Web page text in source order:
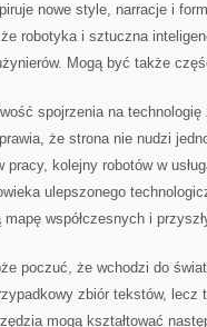
nowe style, narracje i
robotyka i sztuczna
Mogą być także
spojrzenia na technologię
że strona nie nudzi
kolejny robotów w
ulepszonego
współczesnych i
poczuć, że wchodzi do
zbiór tekstów, lecz
mogą kształtować